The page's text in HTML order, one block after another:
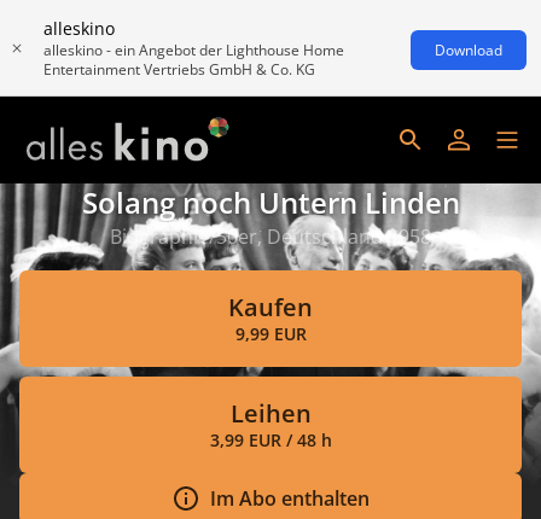
alleskino
alleskino - ein Angebot der Lighthouse Home
Entertainment Vertriebs GmbH & Co. KG
Download
Solang noch Untern Linden
Biographie/50er, Deutschland 1958
Kaufen
9,99 EUR
Leihen
3,99 EUR / 48 h
Im Abo enthalten